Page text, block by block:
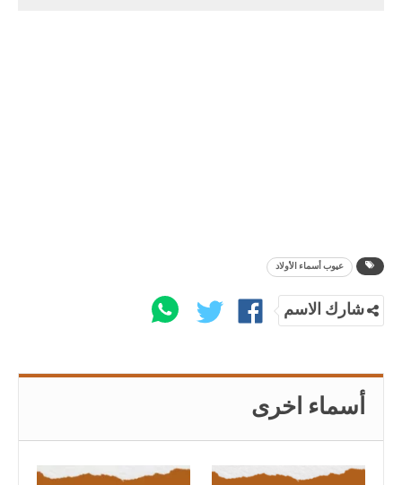
عيوب أسماء الأولاد
شارك الاسم
أسماء اخرى